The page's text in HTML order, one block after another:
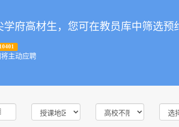
高材生，您可在教员库中筛选预
主动应聘